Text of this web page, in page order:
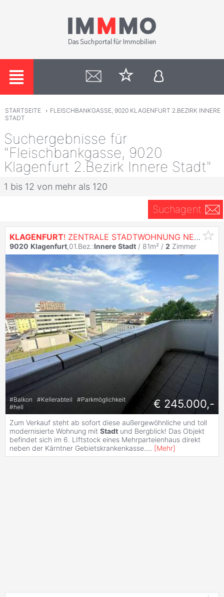
STARTSEITE › FLEISCHBANKGASSE, 9020 KLAGENFURT 2.BEZIRK INNERE
STADT
Suchergebnisse für
"Fleischbankgasse, 9020
Klagenfurt 2.Bezirk Innere Stadt"
1 bis 12 von mehr als 120
Suchagent
KLAGENFURT! ZENTRALE STADTWOHNUNG NEBEN ÖGK MIT ATEMBERAUBENDEM BLICK ÜBER
9020 Klagenfurt,01.Bez.:Innere Stadt / 81m² / 2 Zimmer
#Balkon #Kellerabteil #Parkmöglichkeit
#hell € 245.000,-
Zum Verkauf steht ab sofort diese außergewöhnliche und toll
modernisierte Wohnung mit Stadt und Bergblick! Das Objekt
befindet sich im 6. LIftstock eines Mehrparteienhaus direkt
neben der Kärntner Gebietskrankenkasse.... [Mehr]